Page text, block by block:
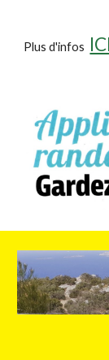
Plus d'infos ICI